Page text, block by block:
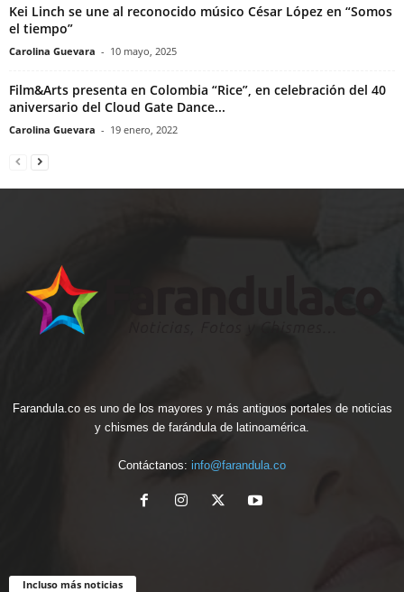
Kei Linch se une al reconocido músico César López en “Somos
el tiempo”
Carolina Guevara - 10 mayo, 2025
Film&Arts presenta en Colombia “Rice”, en celebración del 40
aniversario del Cloud Gate Dance...
Carolina Guevara - 19 enero, 2022
Farandula.co es uno de los mayores y más antiguos portales de noticias
y chismes de farándula de latinoamérica.
Contáctanos: info@farandula.co
Incluso más noticias